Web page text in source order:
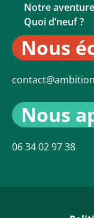
Notre aventure
Quoi d’neuf ?
Nous
Nous
06 34 02 97 38